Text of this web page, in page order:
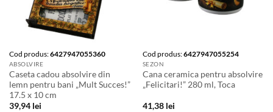
Cod produs:6427947055360
ABSOLVIRE
Caseta cadou absolvire din
lemn pentru bani „Mult Succes!”
17.5 x 10 cm
39,94 lei
Cod produs:6427947055254
SEZON
Cana ceramica pentru absolvire
„Felicitari!” 280 ml, Toca
41,38 lei